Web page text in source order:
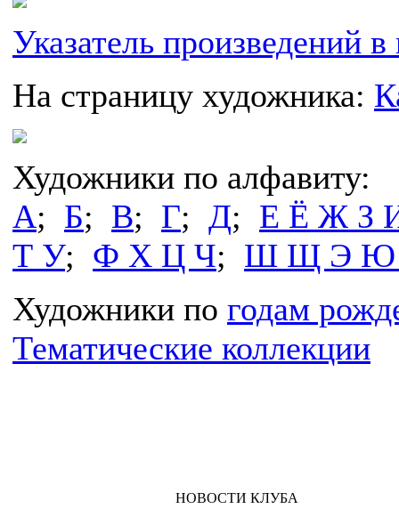
Указатель произведений в
На страницу художника:
Художники по алфавиту:
А; Б; В; Г; Д; Е Ё Ж З
Т У; Ф Х Ц Ч; Ш Щ Э Ю
Художники по годам
Тематические коллекции
НОВОСТИ КЛУБА